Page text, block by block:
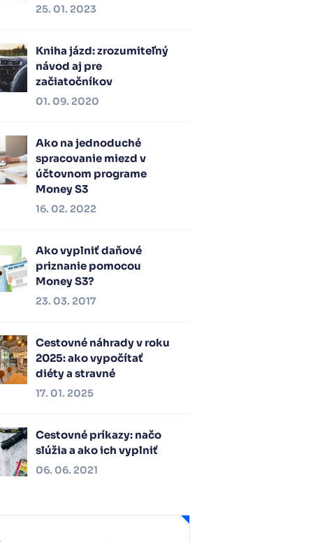
25. 01. 2023
Kniha jázd: zrozumiteľný
návod aj pre
začiatočníkov
01. 09. 2020
Ako na jednoduché
spracovanie miezd v
účtovnom programe
Money S3
16. 02. 2022
Ako vyplniť daňové
priznanie pomocou
Money S3?
23. 03. 2017
Cestovné náhrady v roku
2025: ako vypočítať
diéty a stravné
17. 01. 2025
Cestovné príkazy: načo
slúžia a ako ich vyplniť
06. 06. 2021